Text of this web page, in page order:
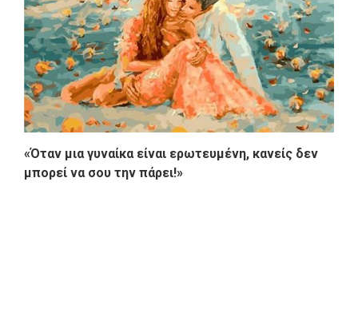
«Όταν μια γυναίκα είναι ερωτευμένη, κανείς δεν
μπορεί να σου την πάρει!»